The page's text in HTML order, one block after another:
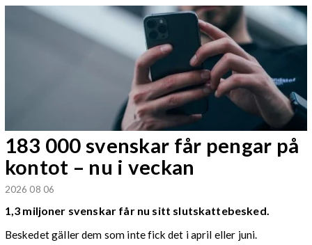
183 000 svenskar får pengar på
kontot – nu i veckan
2026 08 06
1,3 miljoner svenskar får nu sitt slutskattebesked.
Beskedet gäller dem som inte fick det i april eller juni.